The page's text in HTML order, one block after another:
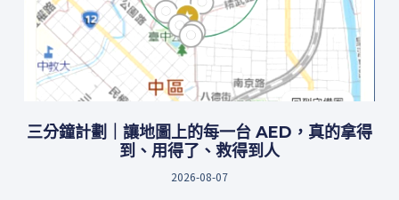
三分鐘計劃｜讓地圖上的每一台 AED，真的拿得
到、用得了、救得到人
2026-08-07